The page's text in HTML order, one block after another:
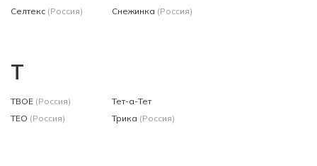
Селтекс (Россия)
Снежинка (Россия)
Т
ТВОЕ (Россия)
ТЕО (Россия)
Тет-а-Тет
Трика (Россия)